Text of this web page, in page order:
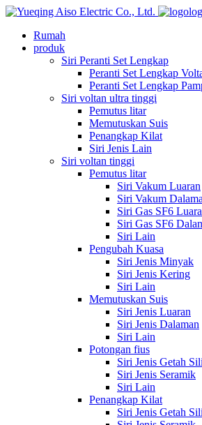
Rumah
produk
Siri Peranti Set Lengkap
Peranti Set Lengkap
Peranti Set Lengkap
Siri voltan ultra tinggi
Pemutus litar
Memutuskan Suis
Penangkap Kilat
Siri Jenis Lain
Siri voltan tinggi
Pemutus litar
Siri Vakum Luaran
Siri Vakum
Siri Gas SF6
Siri Gas SF6
Siri Lain
Pengubah Kuasa
Siri Jenis Minyak
Siri Jenis Kering
Siri Lain
Memutuskan Suis
Siri Jenis Luaran
Siri Jenis Dalaman
Siri Lain
Potongan fius
Siri Jenis Getah
Siri Jenis Seramik
Siri Lain
Penangkap Kilat
Siri Jenis Getah